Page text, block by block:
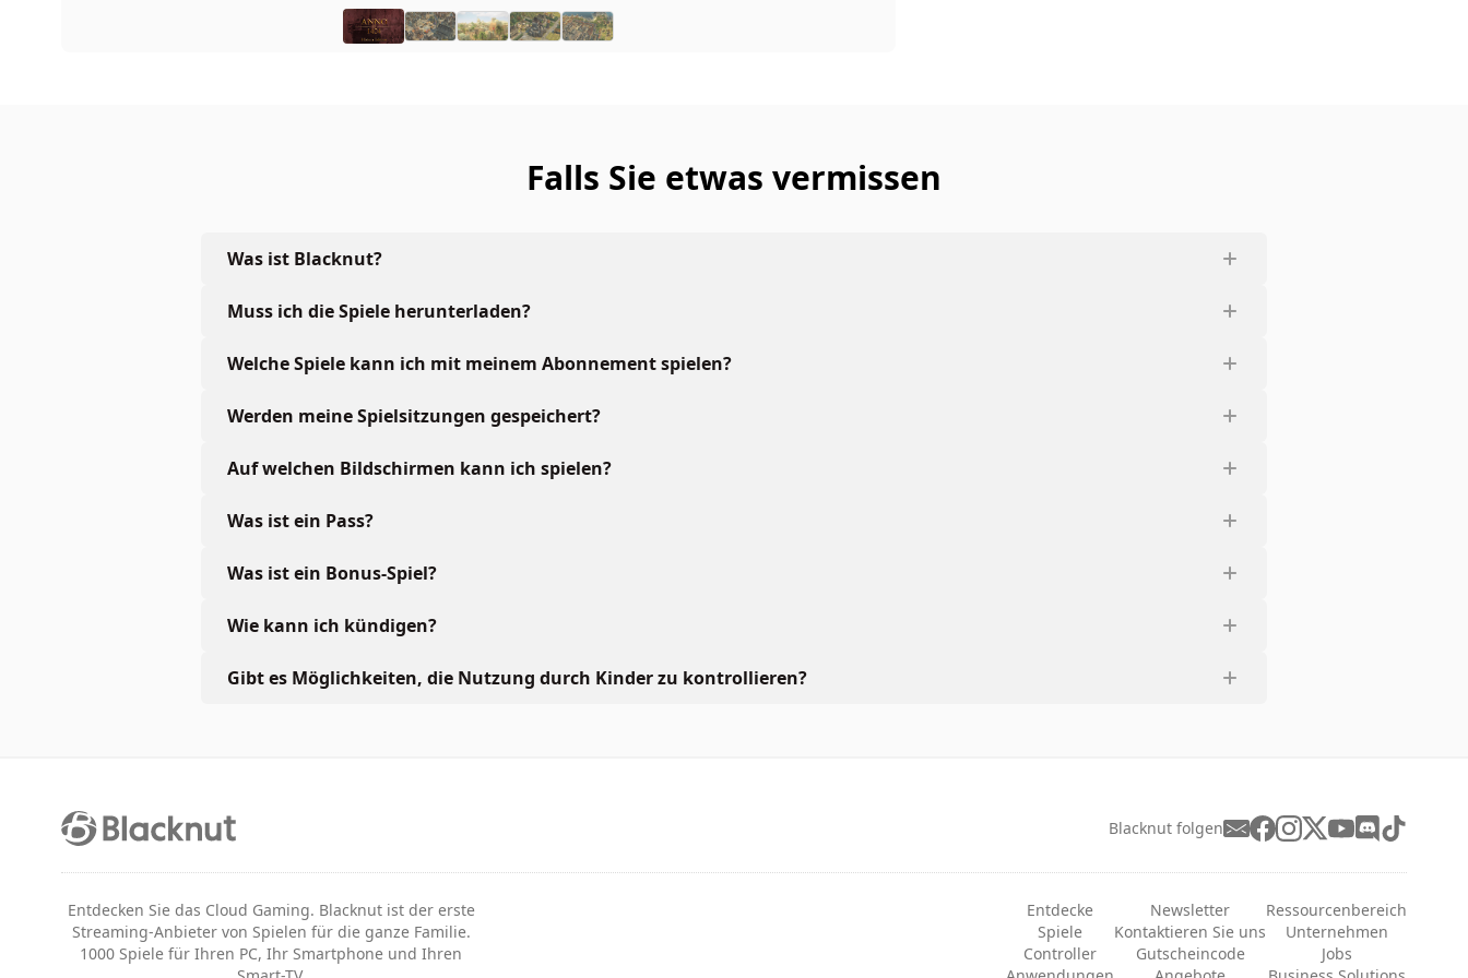
Falls Sie etwas vermissen
Was ist Blacknut?
Muss ich die Spiele herunterladen?
Welche Spiele kann ich mit meinem Abonnement spielen?
Werden meine Spielsitzungen gespeichert?
Auf welchen Bildschirmen kann ich spielen?
Was ist ein Pass?
Was ist ein Bonus-Spiel?
Wie kann ich kündigen?
Gibt es Möglichkeiten, die Nutzung durch Kinder zu kontrollieren?
Blacknut folgen
Entdecken Sie das Cloud Gaming. Blacknut ist der erste
Streaming-Anbieter von Spielen für die ganze Familie.
1000 Spiele für Ihren PC, Ihr Smartphone und Ihren
Entdecke
Spiele
Controller
Newsletter
Kontaktieren Sie uns
Gutscheincode
Ressourcenbereich
Unternehmen
Jobs